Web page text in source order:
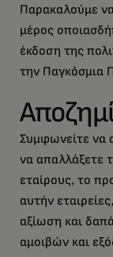
Παρακαλούμε
μέρος
έκδοση της
την Παγκόσμια
Συμφωνείτε να
να απαλλάξετε
εταίρους, το
αυτήν
αξίωση και
αμοιβών και